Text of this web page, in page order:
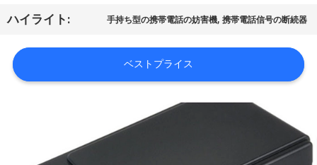
場
見
学
ハイライト: 手持ち型の携帯電話の妨害機,携帯電話信号の断続器
ベストプライス